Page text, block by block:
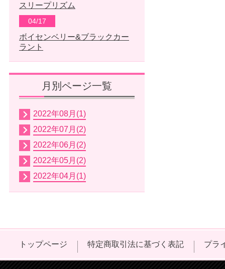
スリープリズム
04/17
ボイセンベリー&ブラックカー
ラント
月別ページ一覧
2022年08月(1)
2022年07月(2)
2022年06月(2)
2022年05月(2)
2022年04月(1)
トップページ 特定商取引法に基づく表記 プラ